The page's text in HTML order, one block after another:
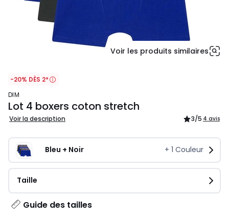
Voir les produits similaires
-20% DÈS 2*
DIM
Lot 4 boxers coton stretch
Voir la description 3/5 4 avis
Bleu + Noir + 1 Couleur
Taille
Guide des tailles